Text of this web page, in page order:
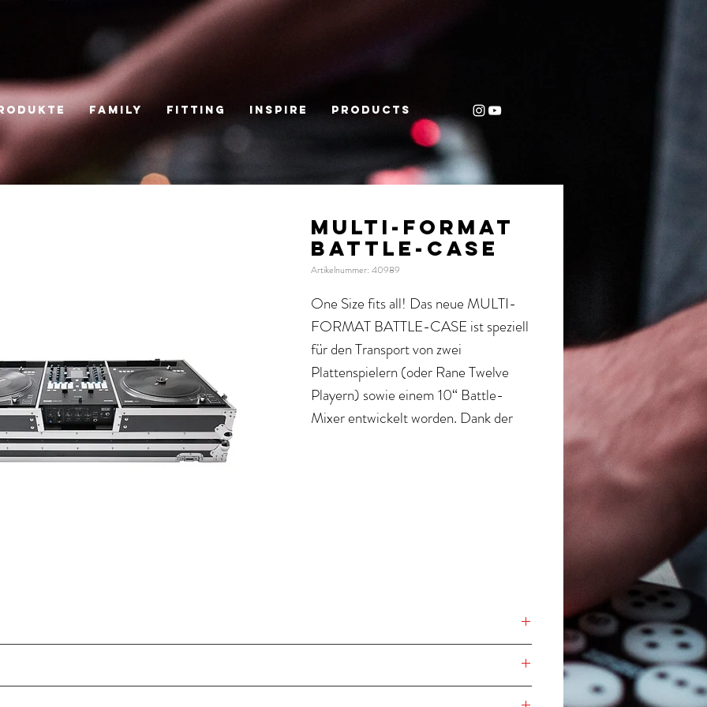
FAMILY Fitting Inspire Products
MULTI-FORMAT
BATTLE-CASE
Artikelnummer: 40989
One Size fits all! Das neue MULTI-
FORMAT BATTLE-CASE ist speziell
für den Transport von zwei
Plattenspielern (oder Rane Twelve
Playern) sowie einem 10“ Battle-
Mixer entwickelt worden. Dank der
somit im Handumdrehen einsatzbereit
ist.